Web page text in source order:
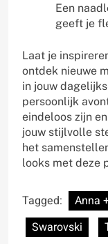
Een
geeft je
Laat je
ontdek nieuwe
in jouw
persoonlijk
eindeloos zijn
jouw stijlvolle
het
looks met deze
Tagged: Anna
Swarovski